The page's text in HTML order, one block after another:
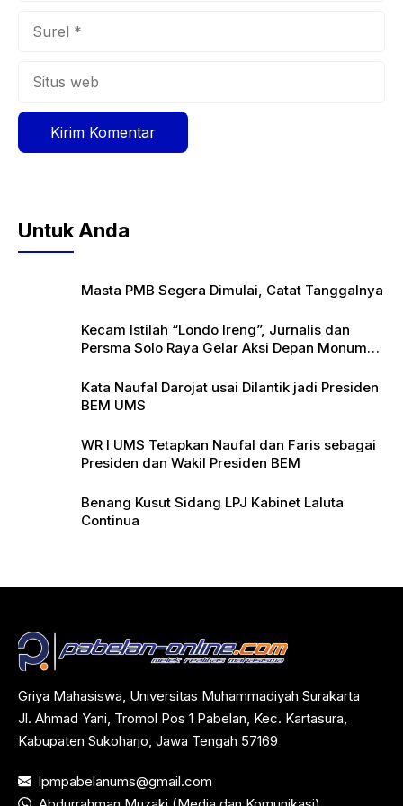
Untuk Anda
Masta PMB Segera Dimulai, Catat Tanggalnya
Kecam Istilah “Londo Ireng”, Jurnalis dan
Persma Solo Raya Gelar Aksi Depan Monumen
Kata Naufal Darojat usai Dilantik jadi Presiden
BEM UMS
WR I UMS Tetapkan Naufal dan Faris sebagai
Presiden dan Wakil Presiden BEM
Benang Kusut Sidang LPJ Kabinet Laluta
Continua
Griya Mahasiswa, Universitas Muhammadiyah Surakarta
Jl. Ahmad Yani, Tromol Pos 1 Pabelan, Kec. Kartasura,
Kabupaten Sukoharjo, Jawa Tengah 57169
lpmpabelanums@gmail.com